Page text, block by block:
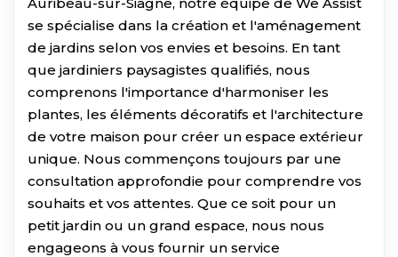
se spécialise dans la création et l'aménagement
de jardins selon vos envies et besoins. En tant
que jardiniers paysagistes qualifiés, nous
comprenons l'importance d'harmoniser les
plantes, les éléments décoratifs et l'architecture
de votre maison pour créer un espace extérieur
unique. Nous commençons toujours par une
consultation approfondie pour comprendre vos
souhaits et vos attentes. Que ce soit pour un
petit jardin ou un grand espace, nous nous
engageons à vous fournir un service